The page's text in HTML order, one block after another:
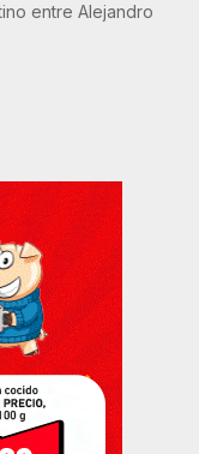
entre Alejandro